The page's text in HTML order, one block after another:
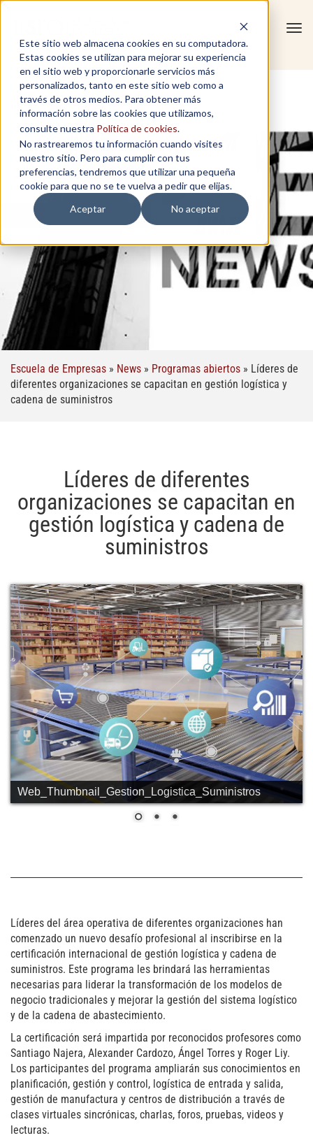
Este sitio web almacena cookies en su computadora.
Estas cookies se utilizan para mejorar su experiencia
en el sitio web y proporcionarle servicios más
personalizados, tanto en este sitio web como a
través de otros medios. Para obtener más
información sobre las cookies que utilizamos,
consulte nuestra Política de cookies.
No rastrearemos tu información cuando visites
nuestro sitio. Pero para cumplir con tus
preferencias, tendremos que utilizar una pequeña
cookie para que no se te vuelva a pedir que elijas.
Aceptar
No aceptar
Escuela de Empresas » News » Programas abiertos » Líderes de
diferentes organizaciones se capacitan en gestión logística y
cadena de suministros
Líderes de diferentes
organizaciones se capacitan en
gestión logística y cadena de
suministros
Web_Thumbnail_Gestion_Logistica_Suministros
Líderes del área operativa de diferentes organizaciones han
comenzado un nuevo desafío profesional al inscribirse en la
certificación internacional de gestión logística y cadena de
suministros. Este programa les brindará las herramientas
necesarias para liderar la transformación de los modelos de
negocio tradicionales y mejorar la gestión del sistema logístico
y de la cadena de abastecimiento.
La certificación será impartida por reconocidos profesores como
Santiago Najera, Alexander Cardozo, Ángel Torres y Roger Liy.
Los participantes del programa ampliarán sus conocimientos en
planificación, gestión y control, logística de entrada y salida,
gestión de manufactura y centros de distribución a través de
clases virtuales sincrónicas, charlas, foros, pruebas, videos y
lecturas.